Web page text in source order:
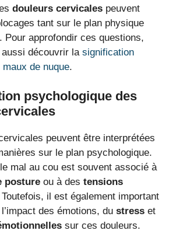
douleurs cervicales peuvent
tant sur le plan physique
Pour approfondir ces questions,
découvrir la signification
de nuque.
psychologique des
peuvent être interprétées
sur le plan psychologique.
mal au cou est souvent associé à
posture ou à des tensions
Toutefois, il est également important
des émotions, du stress et
sur ces douleurs.